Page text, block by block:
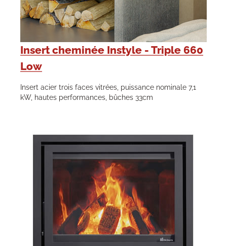
Insert cheminée Instyle - Triple 660
Low
Insert acier trois faces vitrées, puissance nominale 7,1
kW, hautes performances, bûches 33cm